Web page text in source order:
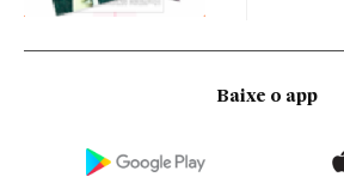
Baixe o app